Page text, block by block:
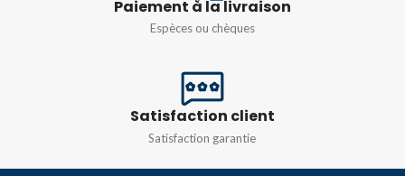
Paiement à la livraison
Espèces ou chèques
Satisfaction client
Satisfaction garantie